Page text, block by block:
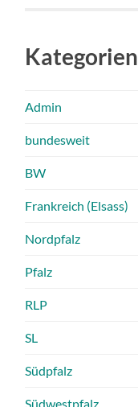
Kategorien
Admin
bundesweit
BW
Frankreich (Elsass)
Nordpfalz
Pfalz
RLP
SL
Südpfalz
Südwestpfalz